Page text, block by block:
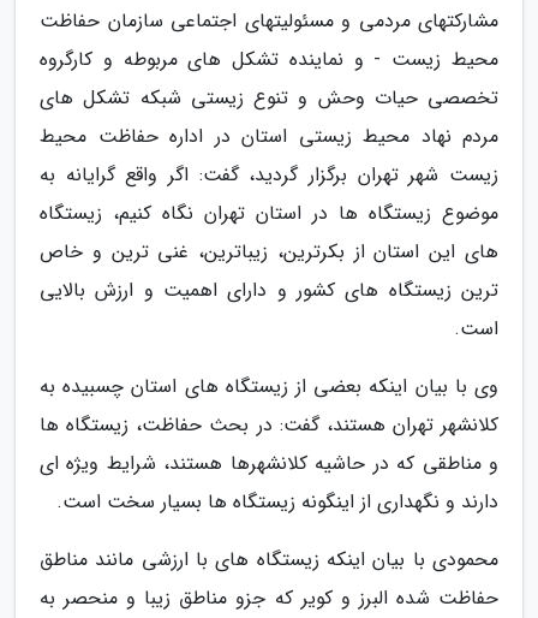
مشارکتهای مردمی و مسئولیتهای اجتماعی سازمان حفاظت
محیط زیست - و نماینده تشکل های مربوطه و کارگروه
تخصصی حیات وحش و تنوع زیستی شبکه تشکل های
مردم نهاد محیط زیستی استان در اداره حفاظت محیط
زیست شهر تهران برگزار گردید، گفت: اگر واقع گرایانه به
موضوع زیستگاه ها در استان تهران نگاه کنیم، زیستگاه
های این استان از بکرترین، زیباترین، غنی ترین و خاص
ترین زیستگاه های کشور و دارای اهمیت و ارزش بالایی
است.
وی با بیان اینکه بعضی از زیستگاه های استان چسبیده به
کلانشهر تهران هستند، گفت: در بحث حفاظت، زیستگاه ها
و مناطقی که در حاشیه کلانشهرها هستند، شرایط ویژه ای
دارند و نگهداری از اینگونه زیستگاه ها بسیار سخت است.
محمودی با بیان اینکه زیستگاه های با ارزشی مانند مناطق
حفاظت شده البرز و کویر که جزو مناطق زیبا و منحصر به